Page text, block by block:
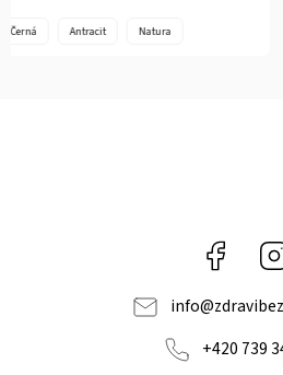
Černá
info@
+420 739